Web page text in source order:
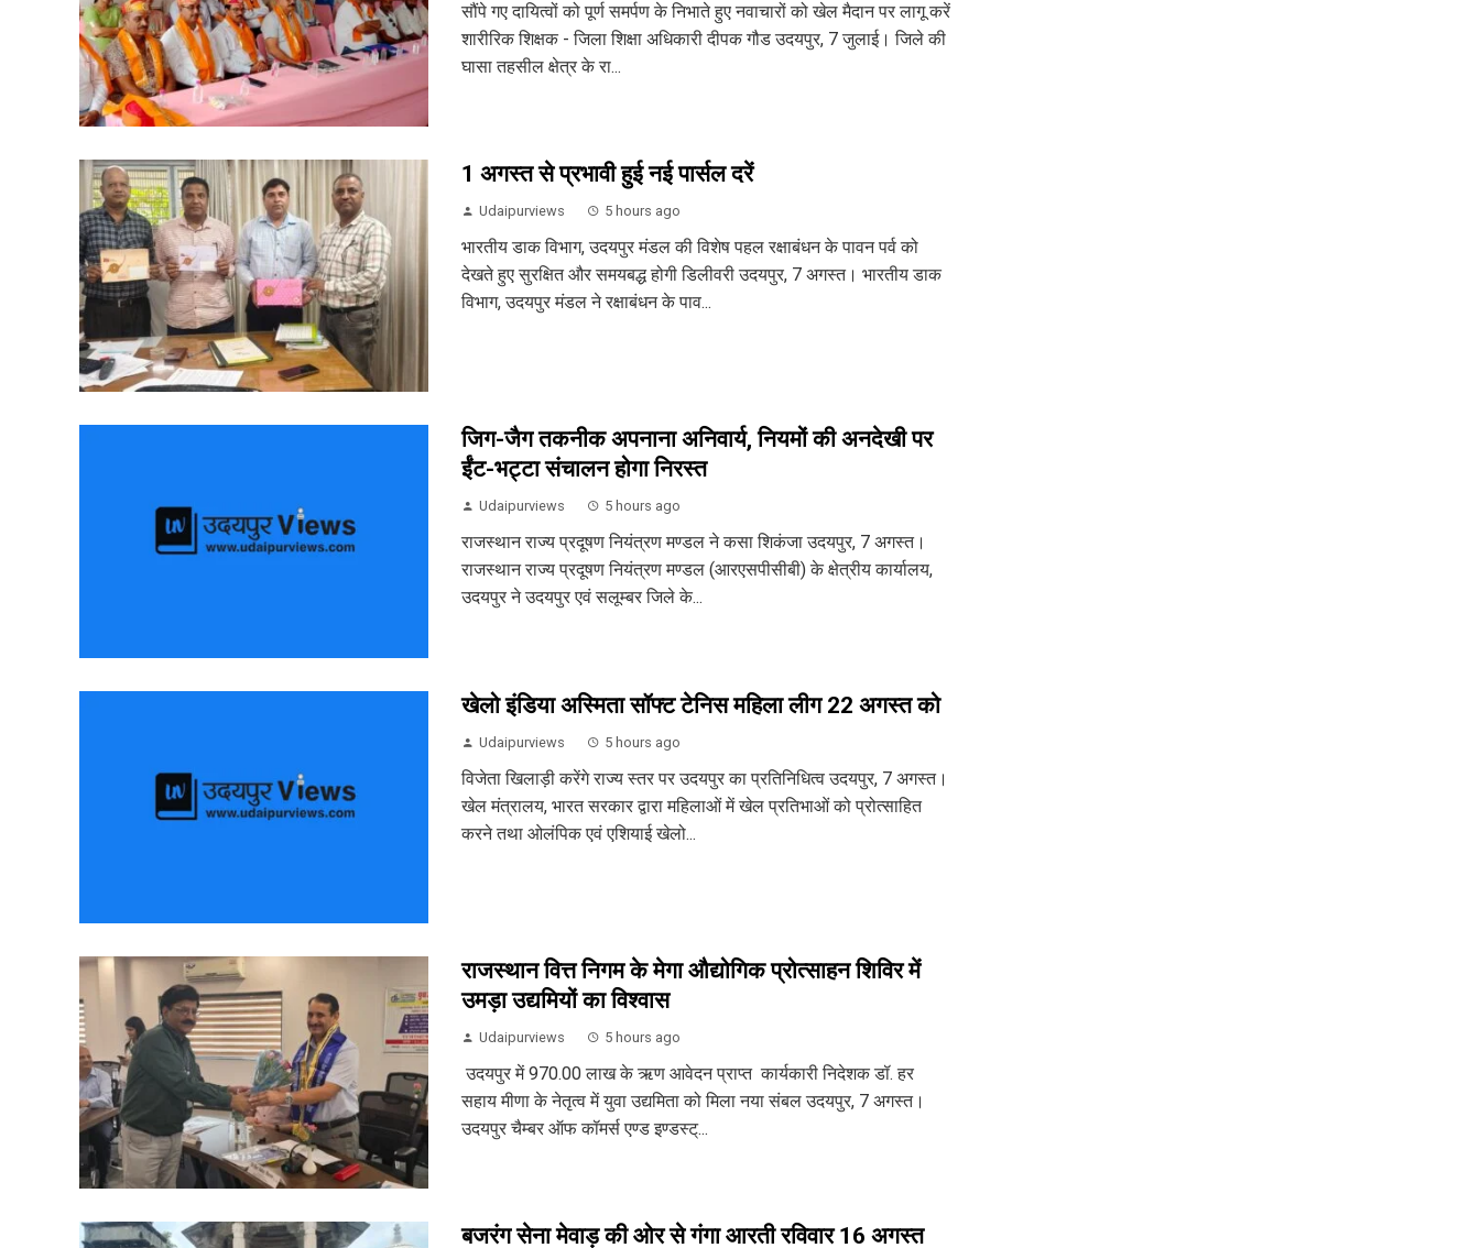
सौंपे गए दायित्वों को पूर्ण समर्पण के निभाते हुए नवाचारों को खेल मैदान पर लागू करें
शारीरिक शिक्षक - जिला शिक्षा अधिकारी दीपक गौड उदयपुर, 7 जुलाई। जिले की
घासा तहसील क्षेत्र के रा...
1 अगस्त से प्रभावी हुई नई पार्सल दरें
Udaipurviews 5 hours ago
भारतीय डाक विभाग, उदयपुर मंडल की विशेष पहल रक्षाबंधन के पावन पर्व को
देखते हुए सुरक्षित और समयबद्ध होगी डिलीवरी उदयपुर, 7 अगस्त। भारतीय डाक
विभाग, उदयपुर मंडल ने रक्षाबंधन के पाव...
जिग-जैग तकनीक अपनाना अनिवार्य, नियमों की अनदेखी पर
ईंट-भट्टा संचालन होगा निरस्त
Udaipurviews 5 hours ago
राजस्थान राज्य प्रदूषण नियंत्रण मण्डल ने कसा शिकंजा उदयपुर, 7 अगस्त।
राजस्थान राज्य प्रदूषण नियंत्रण मण्डल (आरएसपीसीबी) के क्षेत्रीय कार्यालय,
उदयपुर ने उदयपुर एवं सलूम्बर जिले के...
खेलो इंडिया अस्मिता सॉफ्ट टेनिस महिला लीग 22 अगस्त को
Udaipurviews 5 hours ago
विजेता खिलाड़ी करेंगे राज्य स्तर पर उदयपुर का प्रतिनिधित्व उदयपुर, 7 अगस्त।
खेल मंत्रालय, भारत सरकार द्वारा महिलाओं में खेल प्रतिभाओं को प्रोत्साहित
करने तथा ओलंपिक एवं एशियाई खेलो...
राजस्थान वित्त निगम के मेगा औद्योगिक प्रोत्साहन शिविर में
उमड़ा उद्यमियों का विश्वास
Udaipurviews 5 hours ago
उदयपुर में 970.00 लाख के ऋण आवेदन प्राप्त कार्यकारी निदेशक डॉ. हर
सहाय मीणा के नेतृत्व में युवा उद्यमिता को मिला नया संबल उदयपुर, 7 अगस्त।
उदयपुर चैम्बर ऑफ कॉमर्स एण्ड इण्डस्ट्...
बजरंग सेना मेवाड़ की ओर से गंगा आरती रविवार 16 अगस्त